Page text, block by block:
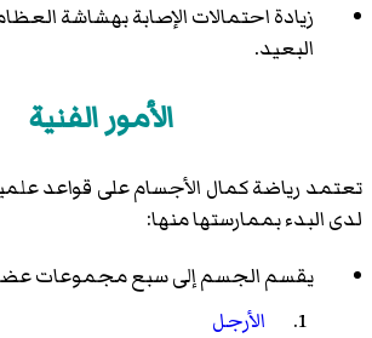
زيادة احتمالات الإصابة بهشاشة
البعيد.
الأمور الفنية
تعتمد رياضة كمال الأجسام على قواعد
لدى البدء بممارستها منها:
يقسم الجسم إلى سبع مجموعات
الأرجل